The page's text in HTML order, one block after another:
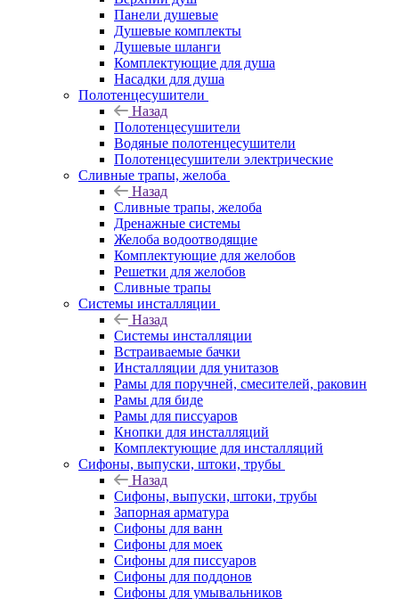
Панели душевые
Душевые комплекты
Душевые шланги
Комплектующие для душа
Насадки для душа
Полотенцесушители
Назад
Полотенцесушители
Водяные полотенцесушители
Полотенцесушители электрические
Сливные трапы, желоба
Назад
Сливные трапы, желоба
Дренажные системы
Желоба водоотводящие
Комплектующие для желобов
Решетки для желобов
Сливные трапы
Системы инсталляции
Назад
Системы инсталляции
Встраиваемые бачки
Инсталляции для унитазов
Рамы для поручней, смесителей, раковин
Рамы для биде
Рамы для писсуаров
Кнопки для инсталляций
Комплектующие для инсталляций
Сифоны, выпуски, штоки, трубы
Назад
Сифоны, выпуски, штоки, трубы
Запорная арматура
Сифоны для ванн
Сифоны для моек
Сифоны для писсуаров
Сифоны для поддонов
Сифоны для умывальников